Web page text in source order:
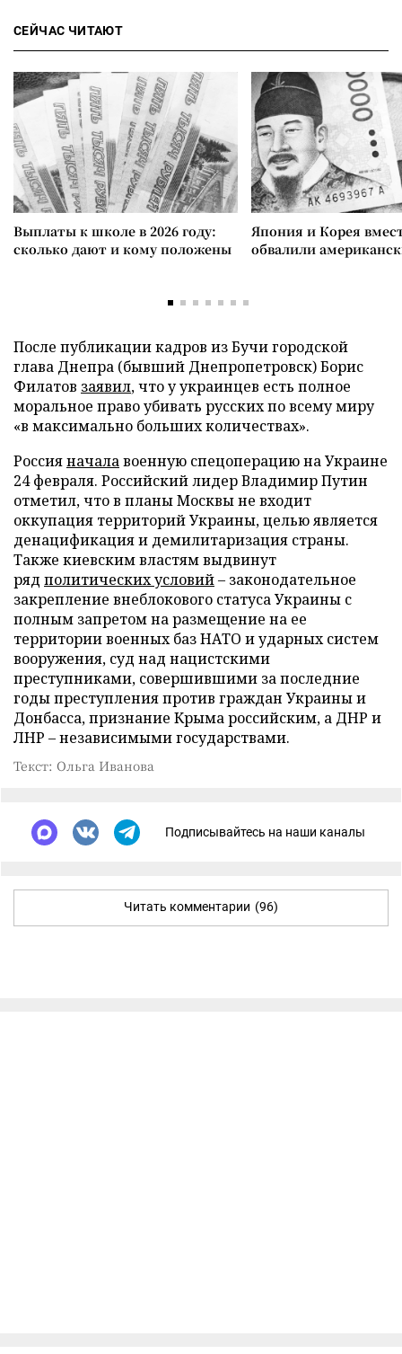
СЕЙЧАС ЧИТАЮТ
Выплаты к школе в 2026 году:
сколько дают и кому положены
Япония и Корея
обвалили
После публикации кадров из Бучи городской
глава Днепра (бывший Днепропетровск) Борис
Филатов заявил, что у украинцев есть полное
моральное право убивать русских по всему миру
«в максимально больших количествах».
Россияначалавоенную спецоперацию на Украине
24 февраля. Российский лидер Владимир Путин
отметил, что в планы Москвы не входит
оккупация территорий Украины, целью является
денацификация и демилитаризация страны.
Также киевским властям выдвинут
ряд политических условий– законодательное
закрепление внеблокового статуса Украины с
полным запретом на размещение на ее
территории военных баз НАТО и ударных систем
вооружения, суд над нацистскими
преступниками, совершившими за последние
годы преступления против граждан Украины и
Донбасса, признание Крыма российским, а ДНР и
ЛНР – независимыми государствами.
Текст: Ольга Иванова
Подписывайтесь на наши каналы
Читать комментарии (96)